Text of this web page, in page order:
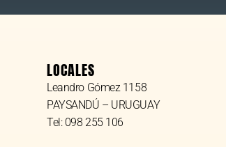
LOCALES
Leandro Gómez 1158
PAYSANDÚ – URUGUAY
Tel: 098 255 106